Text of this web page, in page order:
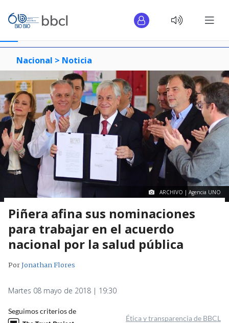
Nacional > Noticia
ARCHIVO | Agencia UNO
Piñera afina sus nominaciones
para trabajar en el acuerdo
nacional por la salud pública
PorJonathan Flores
Martes 08 mayo de 2018 | 19:30
Seguimos criterios de
Ética y transparencia de BBCL